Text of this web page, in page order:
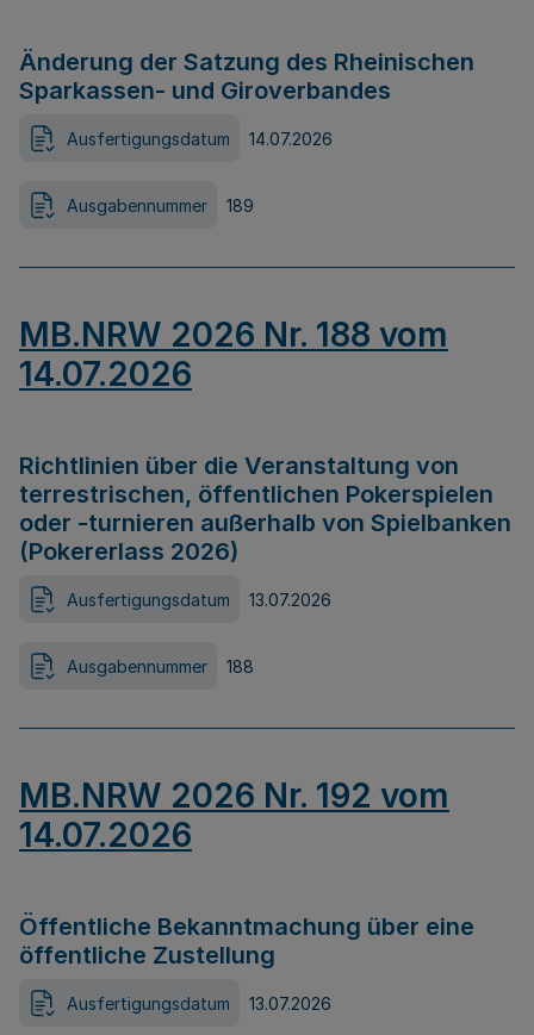
Änderung der Satzung des Rheinischen
Sparkassen- und Giroverbandes
Ausfertigungsdatum 14.07.2026
Ausgabennummer 189
MB.NRW 2026 Nr. 188 vom
14.07.2026
Richtlinien über die Veranstaltung von
terrestrischen, öffentlichen Pokerspielen
oder -turnieren außerhalb von Spielbanken
(Pokererlass 2026)
Ausfertigungsdatum 13.07.2026
Ausgabennummer 188
MB.NRW 2026 Nr. 192 vom
14.07.2026
Öffentliche Bekanntmachung über eine
öffentliche Zustellung
Ausfertigungsdatum 13.07.2026